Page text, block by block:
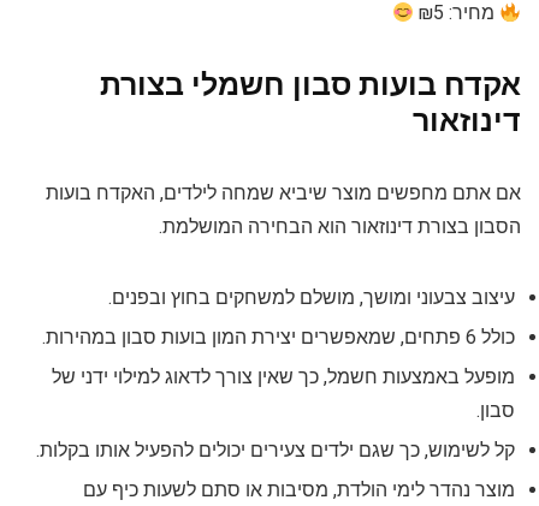
מחיר: ₪5
אקדח בועות סבון חשמלי בצורת
דינוזאור
אם אתם מחפשים מוצר שיביא שמחה לילדים, האקדח בועות
הסבון בצורת דינוזאור הוא הבחירה המושלמת.
עיצוב צבעוני ומושך, מושלם למשחקים בחוץ ובפנים.
כולל 6 פתחים, שמאפשרים יצירת המון בועות סבון במהירות.
מופעל באמצעות חשמל, כך שאין צורך לדאוג למילוי ידני של
סבון.
קל לשימוש, כך שגם ילדים צעירים יכולים להפעיל אותו בקלות.
מוצר נהדר לימי הולדת, מסיבות או סתם לשעות כיף עם